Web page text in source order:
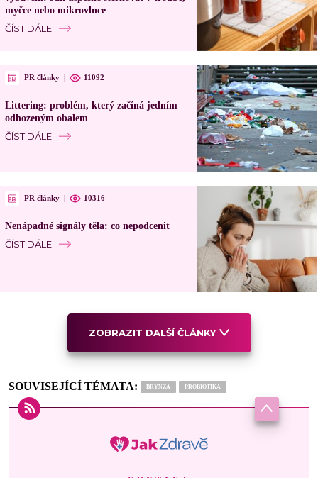
myčce nebo mikrovlnce
ČÍST DÁLE
PR články 11092
Littering: problém, který začíná jedním
odhozeným obalem
ČÍST DÁLE
PR články 10316
Nenápadné signály těla: co nepodcenit
ČÍST DÁLE
ZOBRAZIT DALŠÍ ČLÁNKY
SOUVISEJÍCÍ TÉMATA: BRYNZA PROBIOTIKA